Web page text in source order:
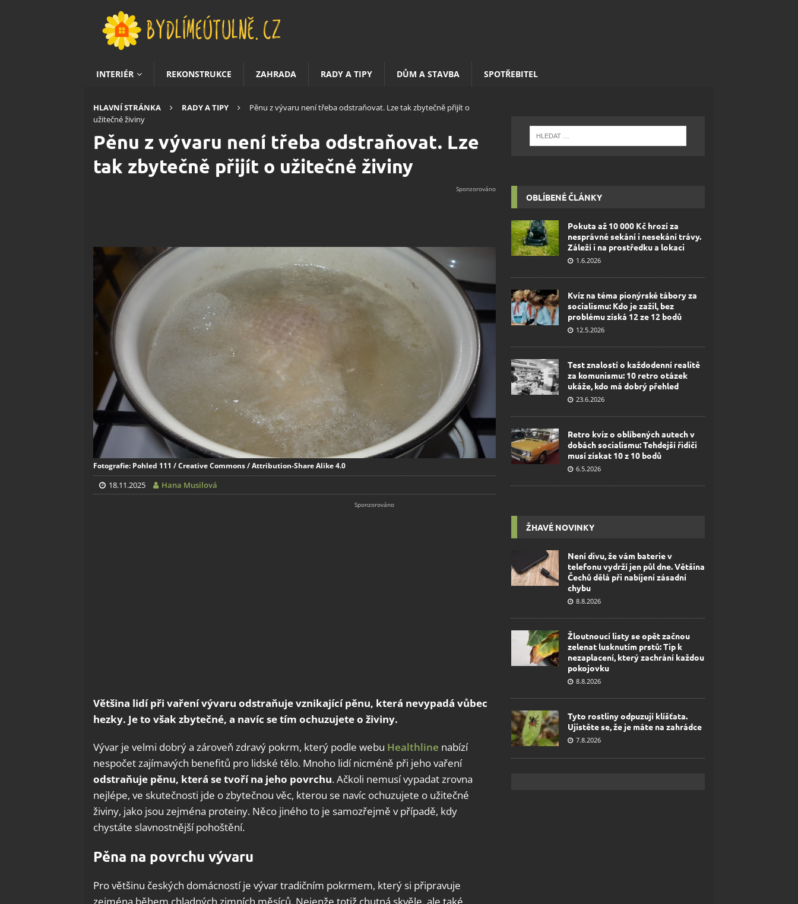
INTERIÉR REKONSTRUKCE ZAHRADA RADY A TIPY DŮM A STAVBA SPOTŘEBITEL
HLAVNÍ STRÁNKA RADY A TIPY
Pěnu z vývaru není třeba odstraňovat. Lze tak zbytečně přijít o
užitečné živiny
Pěnu z vývaru není třeba odstraňovat. Lze
tak zbytečně přijít o užitečné živiny
Fotografie: Pohled 111 / Creative Commons / Attribution-Share Alike 4.0
18.11.2025 Hana Musilová
Většina lidí při vaření vývaru odstraňuje vznikající pěnu, která nevypadá vůbec
hezky. Je to však zbytečné, a navíc se tím ochuzujete o živiny.
Vývar je velmi dobrý a zároveň zdravý pokrm, který podle webu Healthline nabízí
nespočet zajímavých benefitů pro lidské tělo. Mnoho lidí nicméně při jeho vaření
odstraňuje pěnu, která se tvoří na jeho povrchu. Ačkoli nemusí vypadat zrovna
nejlépe, ve skutečnosti jde o zbytečnou věc, kterou se navíc ochuzujete o užitečné
živiny, jako jsou zejména proteiny. Něco jiného to je samozřejmě v případě, kdy
chystáte slavnostnější pohoštění.
Pěna na povrchu vývaru
Pro většinu českých domácností je vývar tradičním pokrmem, který si připravuje
OBLÍBENÉ ČLÁNKY
Pokuta až 10 000 Kč hrozí za
nesprávné sekání i nesekání trávy.
Záleží i na prostředku a lokaci
1.6.2026
Kvíz na téma pionýrské tábory za
socialismu: Kdo je zažil, bez
problému získá 12 ze 12 bodů
12.5.2026
Test znalostí o každodenní realitě
za komunismu: 10 retro otázek
ukáže, kdo má dobrý přehled
23.6.2026
Retro kvíz o oblíbených autech v
dobách socialismu: Tehdejší řidiči
musí získat 10 z 10 bodů
6.5.2026
ŽHAVÉ NOVINKY
Není divu, že vám baterie v
telefonu vydrží jen půl dne. Většina
Čechů dělá při nabíjení zásadní
chybu
8.8.2026
Žloutnoucí listy se opět začnou
zelenat lusknutím prstů: Tip k
nezaplacení, který zachrání každou
pokojovku
8.8.2026
Tyto rostliny odpuzují klíšťata.
Ujistěte se, že je máte na zahrádce
7.8.2026